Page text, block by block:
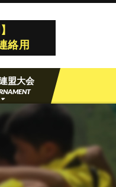
絡用
盟大会